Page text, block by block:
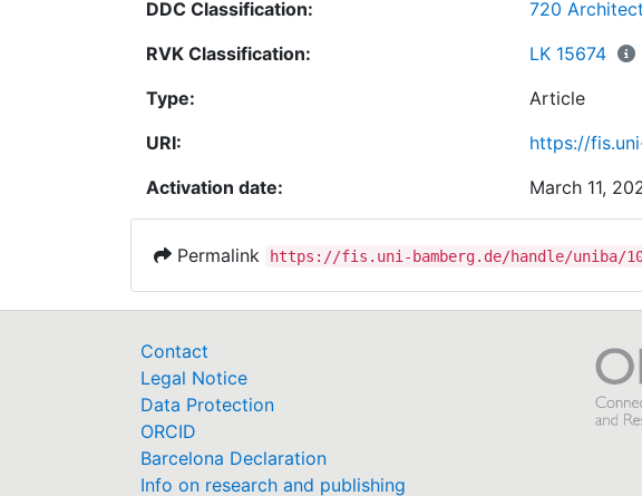
DDC Classification:
720
RVK Classification:
LK 15674
Type:
Article
URI:
https://
Activation date:
March 11,
Permalink https://fis.uni-bamberg.de/handle/uniba/
Contact
Legal Notice
Data Protection
ORCID
Barcelona Declaration
Info on research and publishing